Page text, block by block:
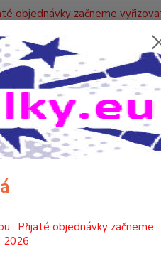
objednávky začneme
Nevíte si
+420 602
- KŮŽE TANEČNÍ BOTY -
(KŮŽE-KŮŽE)
Taneční
. Podešev z
. Přijaté objednávky začneme
2026